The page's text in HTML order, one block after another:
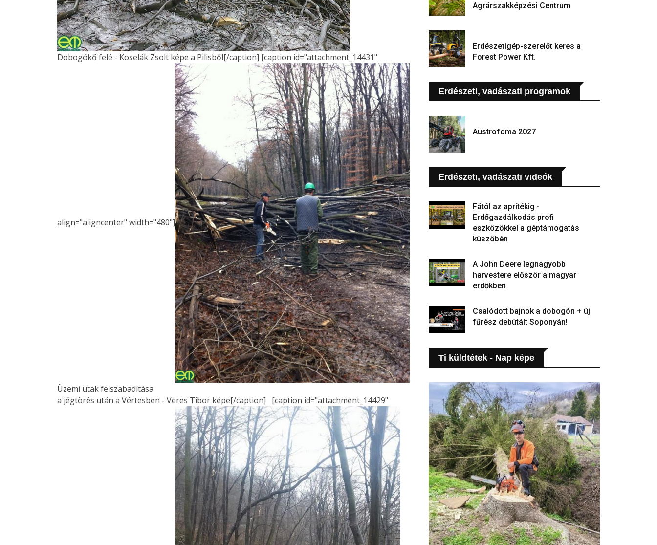
Dobogókő felé - Koselák Zsolt képe a Pilisből[/caption] [caption id="attachment_14431"
align="aligncenter" width="480"]
Üzemi utak felszabadítása
a jégtörés után a Vértesben - Veres Tibor képe[/caption] [caption id="attachment_14429"
Agrárszakképzési Centrum
Erdészetigép-szerelőt keres a
Forest Power Kft.
Erdészeti, vadászati programok
Austrofoma 2027
Erdészeti, vadászati videók
Fától az aprítékig -
Erdőgazdálkodás profi
eszközökkel a géptámogatás
küszöbén
A John Deere legnagyobb
harvestere először a magyar
erdőkben
Csalódott bajnok a dobogón + új
fűrész debütált Soponyán!
Ti küldtétek - Nap képe